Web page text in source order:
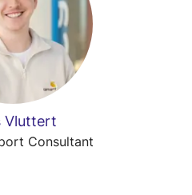
Vluttert
Consultant